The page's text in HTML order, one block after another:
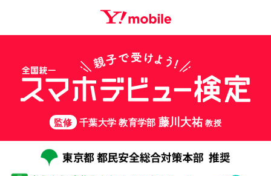
監修 千葉大学 教育学部 藤川大祐 教授